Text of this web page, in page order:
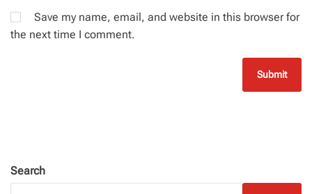
Save my name, email, and website in this browser for
the next time I comment.
Search